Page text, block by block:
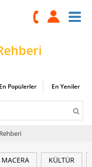
En Popülerler En Yeniler
MACERA KÜLTÜR